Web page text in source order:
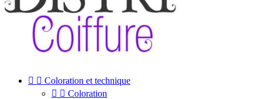
  Coloration et technique
  Coloration